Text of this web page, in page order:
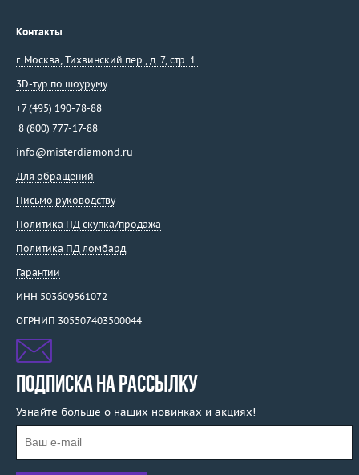
Контакты
г. Москва Тихвинский пер., д. 7, стр. 1.
3D-тур по шоуруму
+7 (495) 190-78-88
8 (800) 777-17-88
info@misterdiamond.ru
Для обращений
Письмо руководству
Политика ПД скупка/продажа
Политика ПД ломбард
Гарантии
ИНН 503609561072
ОГРНИП 305507403500044
ПОДПИСКА НА РАССЫЛКУ
Узнайте больше о наших новинках и акциях!